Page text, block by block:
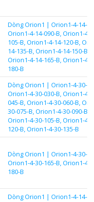
Dòng Orion1 | Orion1-4-14-
Orion1-4-14-090-B, Orion1-4-
105-B, Orion1-4-14-120-B,
14-135-B, Orion1-4-14-150-B,
Orion1-4-14-165-B, Orion1-4-
180-B
Dòng Orion1 | Orion1-4-30-
Orion1-4-30-030-B, Orion1-4-
045-B, Orion1-4-30-060-B,
30-075-B, Orion1-4-30-090-B,
Orion1-4-30-105-B, Orion1-4-
120-B, Orion1-4-30-135-B
Dòng Orion1 | Orion1-4-30-
Orion1-4-30-165-B, Orion1-4-
180-B
Dòng Orion1 | Orion1-4-14-